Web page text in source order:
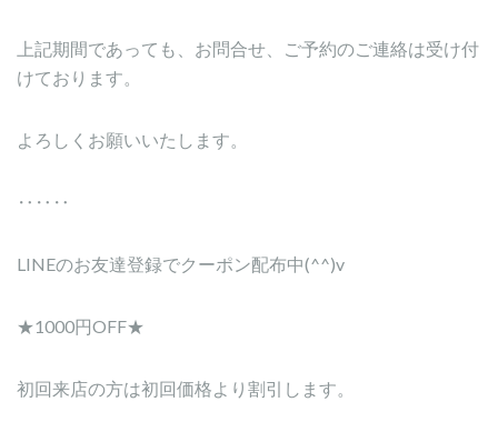
上記期間であっても、お問合せ、ご予約のご連絡は受け付
けております。
よろしくお願いいたします。
‥‥‥
LINEのお友達登録でクーポン配布中(^^)v
★1000円OFF★
初回来店の方は初回価格より割引します。